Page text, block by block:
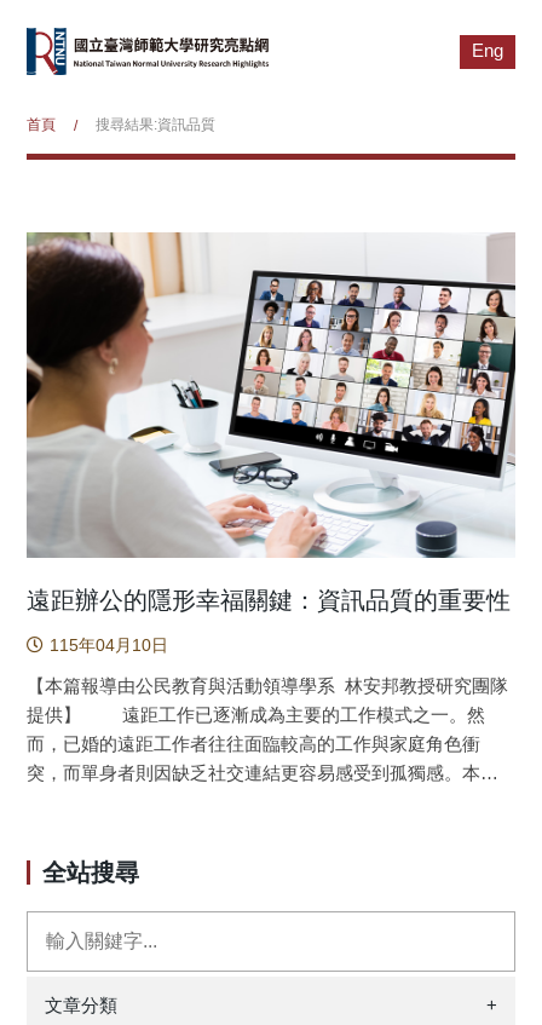
Eng
首頁 / 搜尋結果:資訊品質
遠距辦公的隱形幸福關鍵：資訊品質的重要性
115年04月10日
【本篇報導由公民教育與活動領導學系 林安邦教授研究團隊
提供】 遠距工作已逐漸成為主要的工作模式之一。然
而，已婚的遠距工作者往往面臨較高的工作與家庭角色衝
突，而單身者則因缺乏社交連結更容易感受到孤獨感。本研
響其工作家庭衝突、孤獨感與幸福感。研究透過三波問卷調
查，蒐集臺灣462位遠距工作者的資料。研究結果顯示，當組
織能向員工提供精確（Accuracy）且及時（Timeliness）的資
訊時，可透過不同途徑有效減少工作家庭干擾與孤獨感，進
而提升遠距情境下員工的幸福感（如圖1）。 隨著通訊
技術的發展，遠距辦公（Teleworking）已從彈性選擇演變為
全站搜尋
文章分類 +